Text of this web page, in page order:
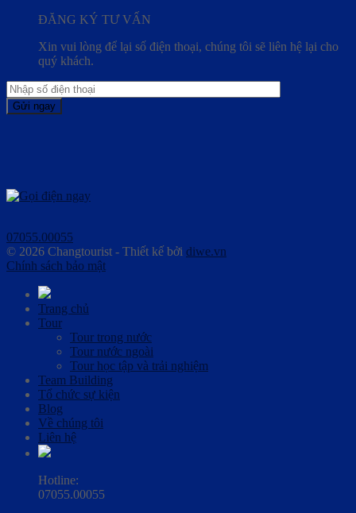
ĐĂNG KÝ TƯ VẤN
Xin vui lòng để lại số điện thoại, chúng tôi sẽ liên hệ lại cho
quý khách.
07055.00055
© 2026 Changtourist - Thiết kế bởi diwe.vn
Chính sách bảo mật
Trang chủ
Tour
Tour trong nước
Tour nước ngoài
Tour học tập và trải nghiệm
Team Building
Tổ chức sự kiện
Blog
Về chúng tôi
Liên hệ
Hotline:
07055.00055